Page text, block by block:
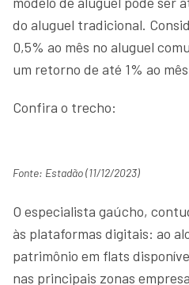
do aluguel tradicional.
0,5% ao mês no aluguel
um retorno de até 1% ao
Confira o trecho:
Fonte: Estadão (11/12/2023)
O especialista gaúcho,
às plataformas digitais: ao
patrimônio em flats
nas principais zonas